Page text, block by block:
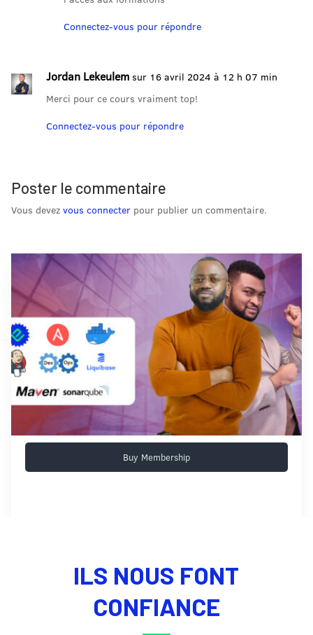
Connectez-vous pour répondre
Jordan Lekeulem sur 16 avril 2024 à 12 h 07 min
Merci pour ce cours vraiment top!
Connectez-vous pour répondre
Poster le commentaire
Vous devez vous connecter pour publier un commentaire.
Buy Membership
ILS NOUS FONT
CONFIANCE